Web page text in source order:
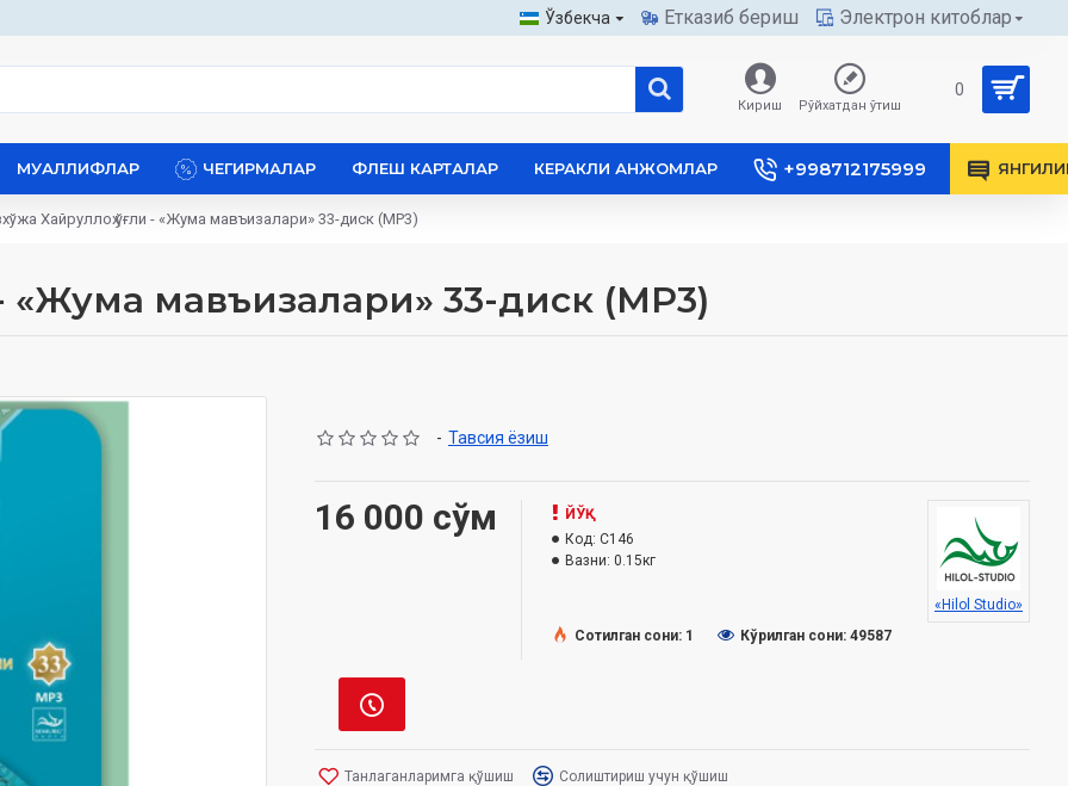
Ўзбекча Етказиб бериш Электрон китоблар
Кириш Рўйхатдан ўтиш
0
МУАЛЛИФЛАР ЧЕГИРМАЛАР ФЛЕШ КАРТАЛАР КЕРАКЛИ АНЖОМЛАР +998712175999
Хайруллоҳ ўғли - «Жума мавъизалари» 33-диск (МР3)
«Жума мавъизалари» 33-диск (МР3)
- Тавсия ёзиш
16 000 сўм
ЙЎҚ
Код: C146
Вазни: 0.15кг
«Hilol Studio»
Сотилган сони: 1
Кўрилган сони: 49587
Танлаганларимга қўшиш Солиштириш учун қўшиш